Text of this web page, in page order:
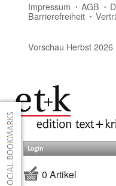
Impressum AGB
Barrierefreiheit
Vorschau Herbst 2026
Login
0 Artikel